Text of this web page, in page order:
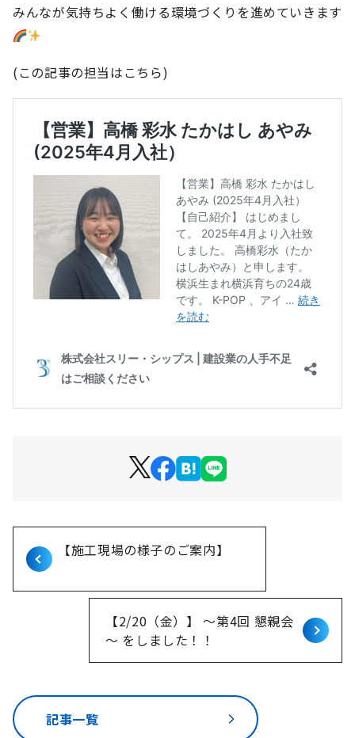
みんなが気持ちよく働ける環境づくりを進めていきます
(この記事の担当はこちら)
【施工現場の様子のご案内】
【2/20（金）】 ～第4回 懇親会
～ をしました！！
記事一覧